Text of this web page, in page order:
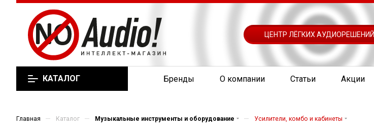
ЦЕНТР ЛЁГКИХ АУДИОРЕШЕНИЙ
КАТАЛОГ Бренды О компании Статьи Акции
Главная — Каталог — Музыкальные инструменты и оборудование — Усилители, комбо и кабинеты